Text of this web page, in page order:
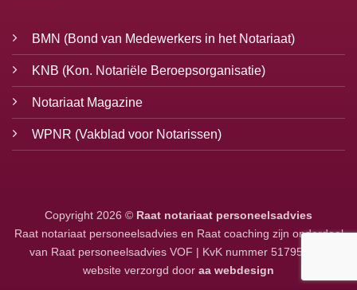
BMN (Bond van Medewerkers in het Notariaat)
KNB (Kon. Notariële Beroepsorganisatie)
Notariaat Magazine
WPNR (Vakblad voor Notarissen)
Copyright 2026 © Raat notariaat personeelsadvies
Raat notariaat personeelsadvies en Raat coaching zijn onderdeel
van Raat personeelsadvies VOF | KvK nummer 51795043 |
website verzorgd door aa webdesign